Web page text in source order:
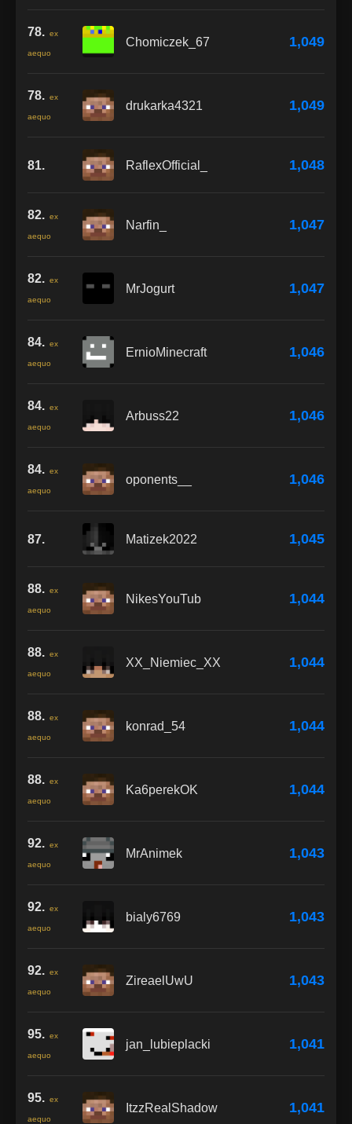
78. ex
aequo
Chomiczek_67 1,049
78. ex
aequo
drukarka4321 1,049
81. RaflexOfficial_ 1,048
82. ex
aequo
Narfin_ 1,047
82. ex
aequo
MrJogurt 1,047
84. ex
aequo
ErnioMinecraft 1,046
84. ex
aequo
Arbuss22 1,046
84. ex
aequo
oponents__ 1,046
87. Matizek2022 1,045
88. ex
aequo
NikesYouTub 1,044
88. ex
aequo
XX_Niemiec_XX 1,044
88. ex
aequo
konrad_54 1,044
88. ex
aequo
Ka6perekOK 1,044
92. ex
aequo
MrAnimek 1,043
92. ex
aequo
bialy6769 1,043
92. ex
aequo
ZireaelUwU 1,043
95. ex
aequo
jan_lubieplacki 1,041
95. ex
aequo
ItzzRealShadow 1,041